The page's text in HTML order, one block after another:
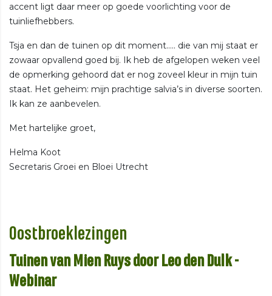
accent ligt daar meer op goede voorlichting voor de
tuinliefhebbers.
Tsja en dan de tuinen op dit moment….. die van mij staat er
zowaar opvallend goed bij. Ik heb de afgelopen weken veel
de opmerking gehoord dat er nog zoveel kleur in mijn tuin
staat. Het geheim: mijn prachtige salvia’s in diverse soorten.
Ik kan ze aanbevelen.
Met hartelijke groet,
Helma Koot
Secretaris Groei en Bloei Utrecht
Oostbroeklezingen
Tuinen van Mien Ruys door Leo den Dulk-
Webinar